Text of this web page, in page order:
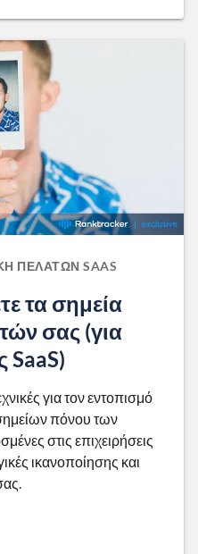
ΠΕΛΑΤΏΝ SAAS
τα σημεία
σας (για
SaaS)
για τον εντοπισμό
πόνου των
στις επιχειρήσεις
ικανοποίησης και